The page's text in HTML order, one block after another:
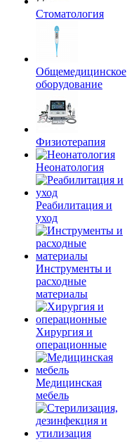
Стоматология
Общемедицинское
оборудование
Физиотерапия
Неонатология
Реабилитация и
уход
Инструменты и
расходные
материалы
Хирургия и
операционные
Медицинская
мебель